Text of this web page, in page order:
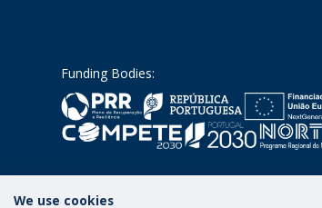
Funding Bodies:
We use cookies